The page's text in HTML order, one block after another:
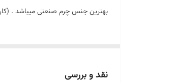
بهترین جنس چرم صنعتی میباشد .
نقد و بررسی